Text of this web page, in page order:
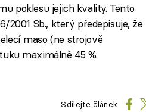
poklesu jejich kvality. Tento
2001 Sb., který předepisuje, že
maso (ne strojově
maximálně 45 %.
Sdílejte článek